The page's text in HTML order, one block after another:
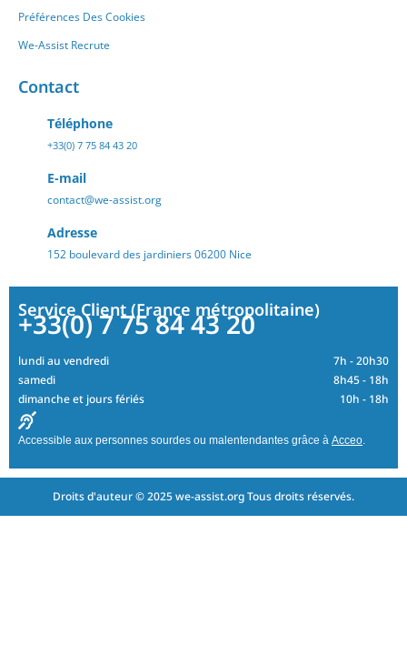
Préférences Des Cookies
We-Assist Recrute
Contact
Téléphone
+33(0) 7 75 84 43 20
E-mail
contact@we-assist.org
Adresse
152 boulevard des jardiniers 06200 Nice
Service Client (France métropolitaine)
+33(0) 7 75 84 43 20
lundi au vendredi
7h - 20h30
samedi
8h45 - 18h
dimanche et jours fériés
10h - 18h
Accessible aux personnes sourdes ou malentendantes grâce à Acceo.
Droits d'auteur © 2025 we-assist.org Tous droits réservés.